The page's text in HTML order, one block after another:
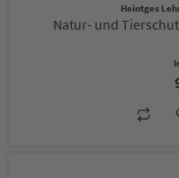
Heintges
Natur- und